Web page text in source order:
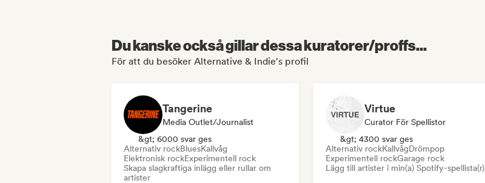
Du kanske också gillar dessa kuratorer/proffs...
För att du besöker Alternative & Indie's profil
Tangerine
Media Outlet/Journalist
&gt; 6000 svar ges
Alternativ rockBluesKallvåg
Elektronisk rockExperimentell rock
Skapa slagkraftiga inlägg eller rullar om
artister
Virtue
Curator För Spellistor
&gt; 4300 svar ges
Alternativ rockKallvågDrömpop
Experimentell rockGarage rock
Lägg till artister i min(a) Spotify-spellista(r)